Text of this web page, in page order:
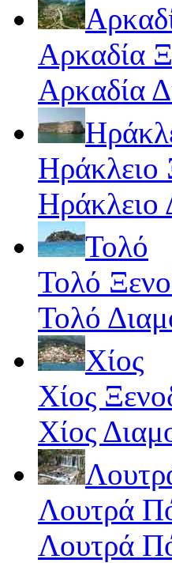
Αρκαδία
Αρκαδία
Ηράκλειο
Ηράκλειο
Τολό
Τολό
Τολό
Χίος
Χίος
Χίος
Λουτρά
Λουτρά